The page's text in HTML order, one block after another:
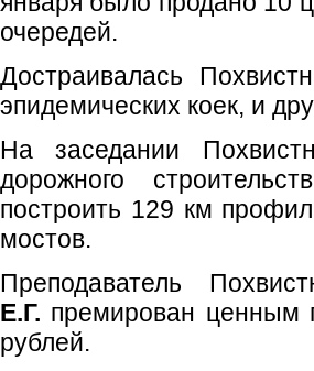
очередей.
Достраивалась
эпидемических коек, и
На заседании
дорожного
построить 129 км
мостов.
Преподаватель
Е.Г. премирован ценным
рублей.